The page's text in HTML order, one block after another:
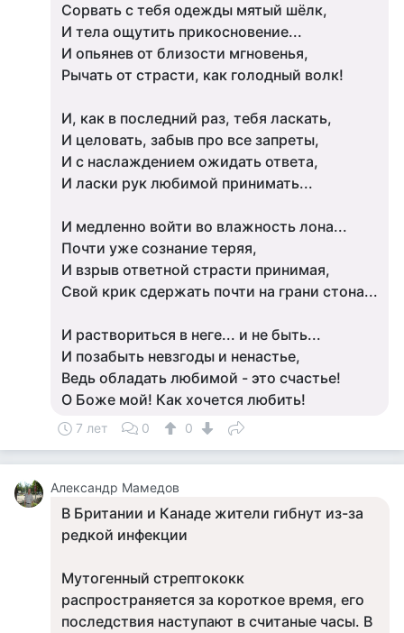
Сорвать с тебя одежды мятый шёлк,
И тела ощутить прикосновение...
И опьянев от близости мгновенья,
Рычать от страсти, как голодный волк!
И, как в последний раз, тебя ласкать,
И целовать, забыв про все запреты,
И с наслаждением ожидать ответа,
И ласки рук любимой принимать...
И медленно войти во влажность лона...
Почти уже сознание теряя,
И взрыв ответной страсти принимая,
Свой крик сдержать почти на грани стона...
И раствориться в неге... и не быть...
И позабыть невзгоды и ненастье,
Ведь обладать любимой - это счастье!
О Боже мой! Как хочется любить!
7 лет 0 0
Александр Мамедов
В Британии и Канаде жители гибнут из-за
редкой инфекции
Мутогенный стрептококк
распространяется за короткое время, его
последствия наступают в считаные часы. В